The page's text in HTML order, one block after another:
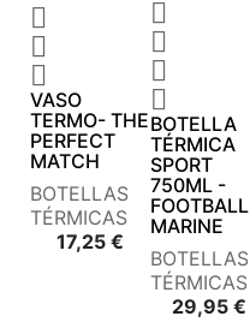



VASO
TERMO- THE
PERFECT
MATCH
BOTELLAS
TÉRMICAS
17,25 €Precio




BOTELLA
TÉRMICA
SPORT
750ML -
FOOTBALL
MARINE
BOTELLAS
TÉRMICAS
29,95 €